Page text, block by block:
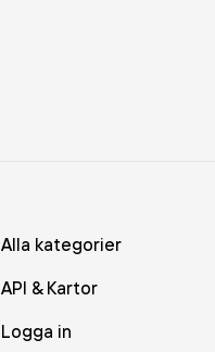
Alla kategorier
API & Kartor
Logga in